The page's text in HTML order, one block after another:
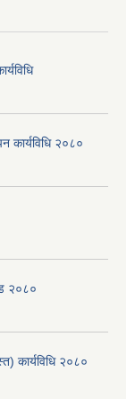
कार्यविधि २०८०
२०८०
कार्यविधि २०८०